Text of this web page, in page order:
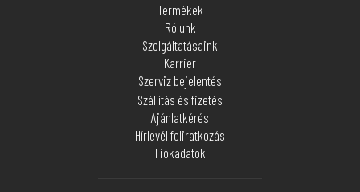
Termékek
Rólunk
Szolgáltatásaink
Karrier
Szerviz bejelentés
Szállítás és fizetés
Ajánlatkérés
Hírlevél feliratkozás
Fiókadatok